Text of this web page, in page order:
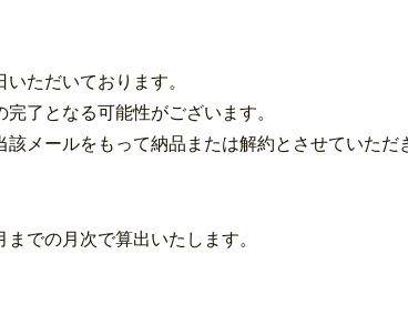
ただいております。
了となる可能性がございます。
メールをもって納品または解約とさせていただ
での月次で算出いたします。